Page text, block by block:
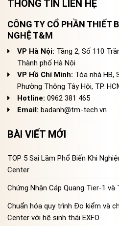
THÔNG TIN LIÊN HỆ
CÔNG TY CỔ PHẦN THIẾT
NGHỆ T&M
VP Hà Nội: Tầng 2, Số 110
Thành phố Hà Nội
VP Hồ Chí Minh: Tòa nhà HB,
Phường Thông Tây Hội, TP.
Hotline: 0962 381 465
Email: badanh@tm-tech.vn
BÀI VIẾT MỚI
TOP 5 Sai Lầm Phổ Biến Khi
Center
Chứng Nhận Cáp Quang Tier-1 và
Chuẩn hóa quy trình Đo kiểm và
Center với hệ sinh thái EXFO